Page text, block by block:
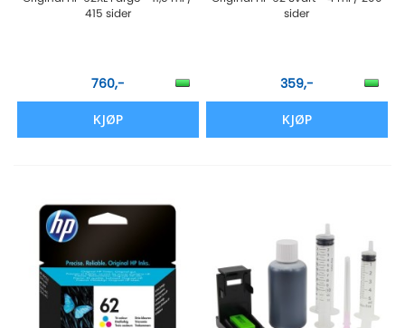
415 sider
760,-
KJØP
sider
359,-
KJØP